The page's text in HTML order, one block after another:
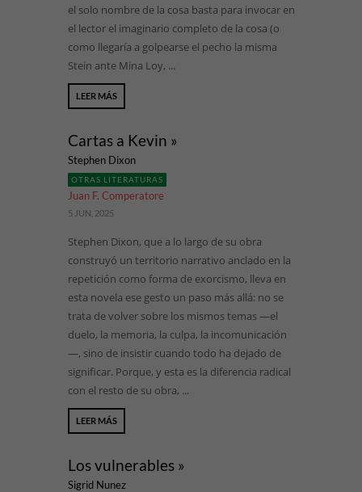
el solo nombre de la cosa basta para invocar en
el lector el imaginario completo de la cosa (o
como llegaría a golpearse el pecho la misma
Stein ante Mina Loy, ...
LEER MÁS
Cartas a Kevin »
Stephen Dixon
OTRAS LITERATURAS
Juan F. Comperatore
5 JUN, 2025
Stephen Dixon, que a lo largo de su obra
construyó un territorio narrativo anclado en la
repetición como forma de exorcismo, lleva en
esta novela ese gesto un paso más allá: no se
trata de volver sobre los mismos temas —el
duelo, la memoria, la culpa, la incomunicación
—, sino de insistir cuando todo ha dejado de
significar. Porque, y esta es la diferencia radical
con el resto de su obra, ...
LEER MÁS
Los vulnerables »
Sigrid Nunez